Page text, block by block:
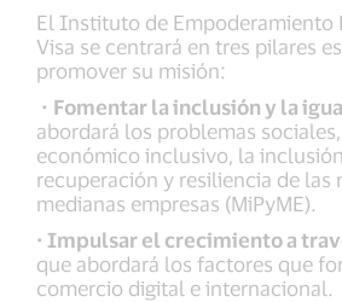
El Instituto de Empoderamiento
Visa se centrará en tres pilares
promover su misión:
· Fomentar la inclusión y la
abordará los problemas
económico inclusivo, la
recuperación y resiliencia de las
medianas empresas (MiPyME).
· Impulsar el crecimiento a
que abordará los factores que
comercio digital e internacional.